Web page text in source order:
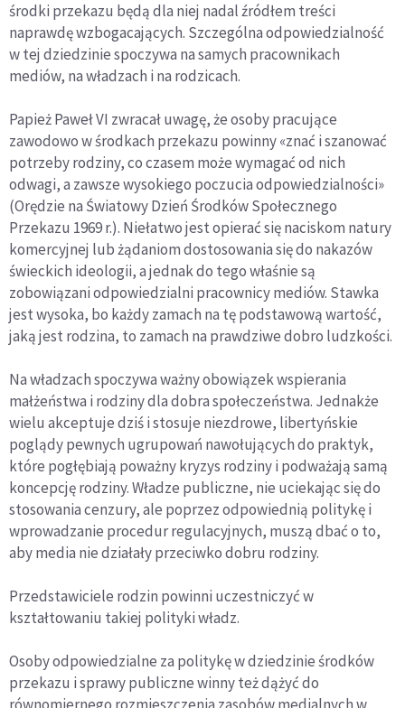
środki przekazu będą dla niej nadal źródłem treści
naprawdę wzbogacających. Szczególna odpowiedzialność
w tej dziedzinie spoczywa na samych pracownikach
mediów, na władzach i na rodzicach.
Papież Paweł VI zwracał uwagę, że osoby pracujące
zawodowo w środkach przekazu powinny «znać i szanować
potrzeby rodziny, co czasem może wymagać od nich
odwagi, a zawsze wysokiego poczucia odpowiedzialności»
(Orędzie na Światowy Dzień Środków Społecznego
Przekazu 1969 r.). Niełatwo jest opierać się naciskom natury
komercyjnej lub żądaniom dostosowania się do nakazów
świeckich ideologii, a jednak do tego właśnie są
zobowiązani odpowiedzialni pracownicy mediów. Stawka
jest wysoka, bo każdy zamach na tę podstawową wartość,
jaką jest rodzina, to zamach na prawdziwe dobro ludzkości.
Na władzach spoczywa ważny obowiązek wspierania
małżeństwa i rodziny dla dobra społeczeństwa. Jednakże
wielu akceptuje dziś i stosuje niezdrowe, libertyńskie
poglądy pewnych ugrupowań nawołujących do praktyk,
które pogłębiają poważny kryzys rodziny i podważają samą
koncepcję rodziny. Władze publiczne, nie uciekając się do
stosowania cenzury, ale poprzez odpowiednią politykę i
wprowadzanie procedur regulacyjnych, muszą dbać o to,
aby media nie działały przeciwko dobru rodziny.
Przedstawiciele rodzin powinni uczestniczyć w
kształtowaniu takiej polityki władz.
Osoby odpowiedzialne za politykę w dziedzinie środków
przekazu i sprawy publiczne winny też dążyć do